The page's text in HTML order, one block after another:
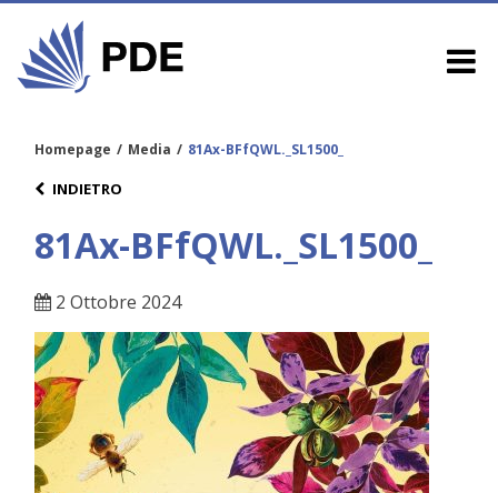
Homepage / Media / 81Ax-BFfQWL._SL1500_
INDIETRO
81Ax-BFfQWL._SL1500_
2 Ottobre 2024